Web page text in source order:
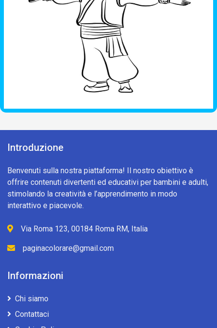
Introduzione
Benvenuti sulla nostra piattaforma! Il nostro obiettivo è
offrire contenuti divertenti ed educativi per bambini e adulti,
stimolando la creatività e l’apprendimento in modo
interattivo e piacevole.
Via Roma 123, 00184 Roma RM, Italia
paginacolorare@gmail.com
Informazioni
Chi siamo
Contattaci